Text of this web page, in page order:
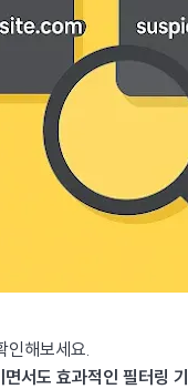
인해보세요.
서도 효과적인 필터링